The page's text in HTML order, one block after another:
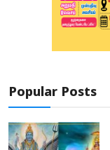
Popular Posts